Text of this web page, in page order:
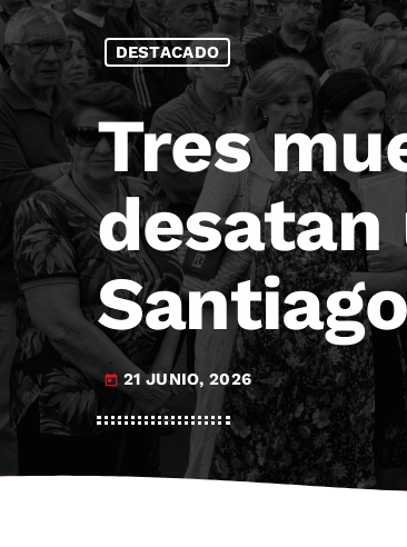
DESTACADO
Tres
desatan
Santiago
today 21 JUNIO, 2026